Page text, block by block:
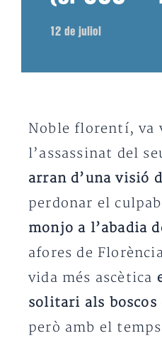
12 de juliol
Noble florentí, va
l’assassinat del
arran d’una visió
perdonar el
monjo a l’abadia
afores de
vida més ascètica
solitari als boscos
però amb el